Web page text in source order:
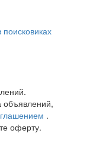
объявлений,
.
оферту.